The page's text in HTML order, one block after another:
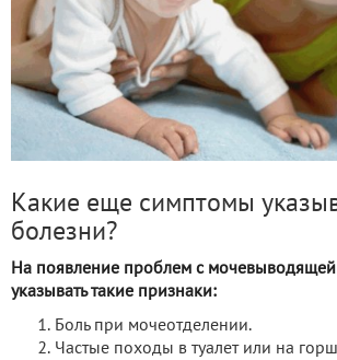
Какие еще симптомы
болезни?
На появление проблем с мочевыводящей
указывать такие признаки:
Боль при мочеотделении.
Частые походы в туалет или на